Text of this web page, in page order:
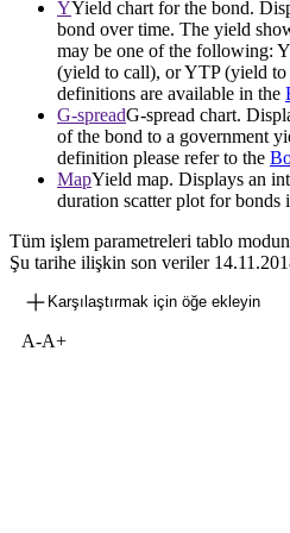
YYield chart for the bond.
bond over time. The yield
may be one of the following:
(yield to call), or YTP (yield to
definitions are available in the
G-spreadG-spread chart.
of the bond to a government
definition please refer to the
MapYield map. Displays an
duration scatter plot for bonds
Tüm işlem parametreleri tablo
Şu tarihe ilişkin son veriler
Karşılaştırmak için öğe ekleyin